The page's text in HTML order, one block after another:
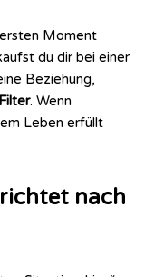
Moment
du dir bei einer
Beziehung,
. Wenn
Leben erfüllt
nach